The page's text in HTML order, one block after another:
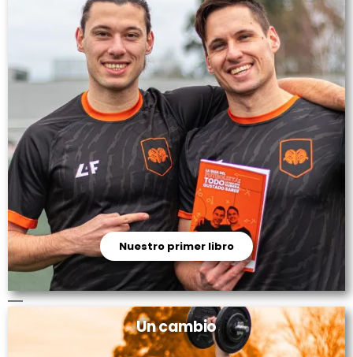
Nuestro primer libro
Un cambio